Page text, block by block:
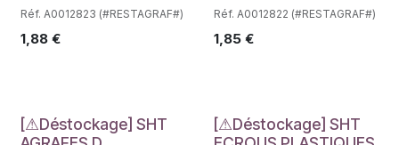
Réf. A0012823 (#RESTAGRAF#)
1,88 €
Réf. A0012822 (#RESTAGRAF#)
1,85€
[⚠Déstockage] SHT
[⚠Déstockage] SHT